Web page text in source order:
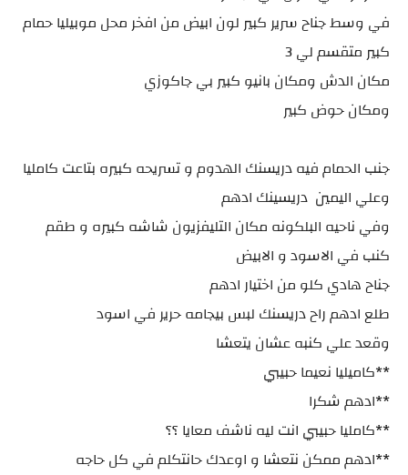
في وسط جناح سرير كبير لون ابيض من افخر محل موبيليا حمام
كبير متقسم لي 3
مكان الدش ومكان بانيو كبير بي جاكوزي
ومكان حوض كبير
جنب الحمام فيه دريسنك الهدوم و تسريحه كبيره بتاعت كامليا
وعلي اليمين دريسينك ادهم
وفي ناحيه البلكونه مكان التليفزيون شاشه كبيره و طقم
كنب في الاسود و الابيض
جناح هادي كلو من اختيار ادهم
طلع ادهم راح دريسنك لبس بيجامه حرير في اسود
وقعد علي كنبه عشان يتعشا
**كاميليا نعيما حبيبي
**ادهم شكرا
**كامليا حبيبي انت ليه ناشف معايا ؟؟
**ادهم ممكن نتعشا و اوعدك حانتكلم في كل حاجه